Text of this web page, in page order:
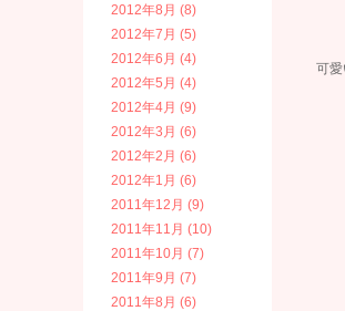
可
2012年8月 (8)
2012年7月 (5)
2012年6月 (4)
2012年5月 (4)
2012年4月 (9)
2012年3月 (6)
2012年2月 (6)
2012年1月 (6)
2011年12月 (9)
2011年11月 (10)
2011年10月 (7)
2011年9月 (7)
2011年8月 (6)